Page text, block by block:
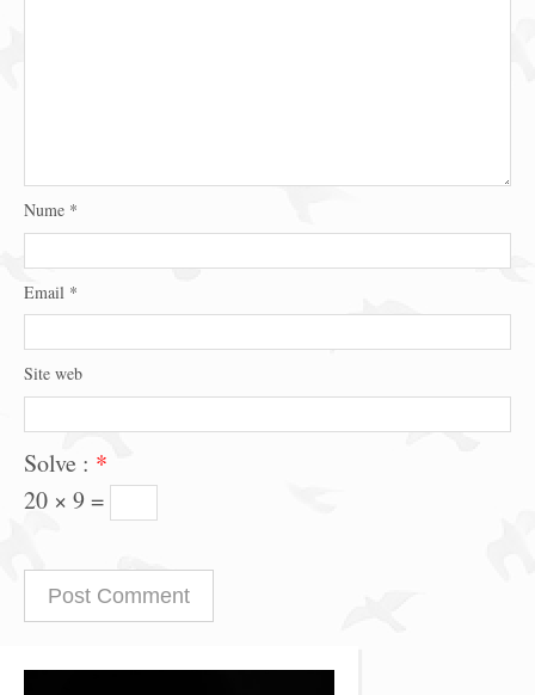
Nume *
Email *
Site web
Solve : *
20 × 9 =